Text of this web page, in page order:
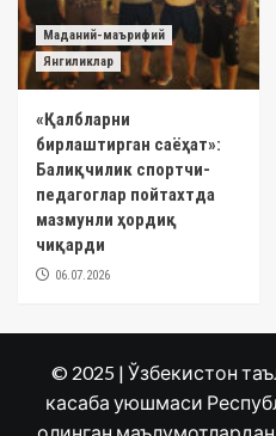
Маданий-маърифий
Янгиликлар
«Қалбларни
бирлаштирган саёҳат»:
Балиқчилик спортчи-
педагоглар пойтахтда
мазмунли ҳордиқ
чиқарди
06.07.2026
© 2025 | Ўзбекистон
касаба уюшмаси